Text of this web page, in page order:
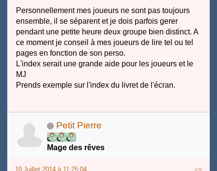
Personnellement mes joueurs ne sont pas toujours
ensemble, il se séparent et je dois parfois gerer
pendant une petite heure deux groupe bien distinct. A
ce moment je conseil à mes joueurs de lire tel ou tel
pages en fonction de son perso.
L'index serait une grande aide pour les joueurs et le
MJ
Prends exemple sur l'index du livret de l'écran.
Petit Pierre
Mage des rêves
10 Juillet 2014 à 11:25:04